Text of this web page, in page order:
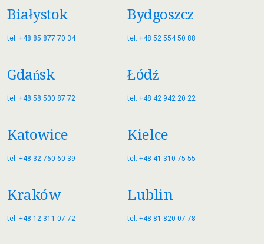
Białystok
tel. +48 85 877 70 34
Bydgoszcz
tel. +48 52 554 50 88
Gdańsk
tel. +48 58 500 87 72
Łódź
tel. +48 42 942 20 22
Katowice
tel. +48 32 760 60 39
Kielce
tel. +48 41 310 75 55
Kraków
tel. +48 12 311 07 72
Lublin
tel. +48 81 820 07 78